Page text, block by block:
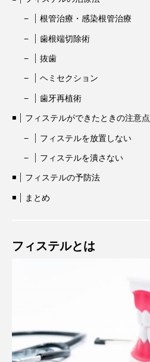
根管治療・感染根管治療
歯根端切除術
抜歯
ヘミセクション
歯牙再植術
フィステルができたときの注意点
フィステルを放置しない
フィステルを潰さない
フィステルの予防法
まとめ
フィステルとは